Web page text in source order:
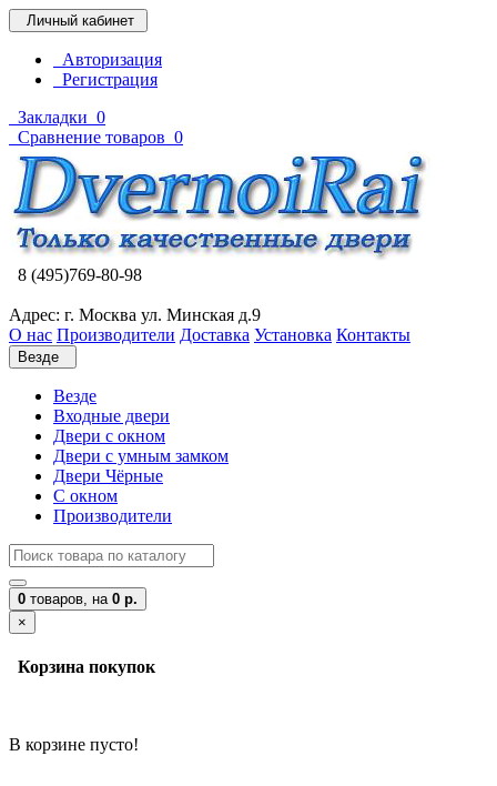
Личный кабинет
Авторизация
Регистрация
Закладки 0
Сравнение товаров 0
8 (495)769-80-98
Адрес: г. Москва ул. Минская д.9
О нас Производители Доставка Установка Контакты
Везде
Везде
Входные двери
Двери с окном
Двери с умным замком
Двери Чёрные
C окном
Производители
0 товаров, на 0 р.
×
Корзина покупок
В корзине пусто!